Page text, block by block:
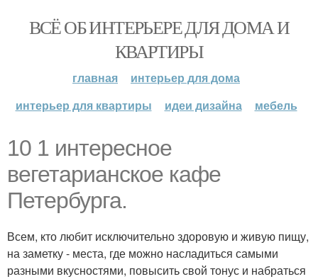
ВСЁ ОБ ИНТЕРЬЕРЕ ДЛЯ ДОМА И
КВАРТИРЫ
главная
интерьер для дома
интерьер для квартиры
идеи дизайна мебель
10 1 интересное
вегетарианское кафе
Петербурга.
Всем, кто любит исключительно здоровую и живую пищу,
на заметку - места, где можно насладиться самыми
разными вкусностями, повысить свой тонус и набраться